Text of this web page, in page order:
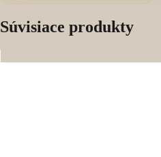
Súvisiace produkty